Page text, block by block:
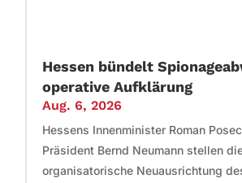
Hessen bündelt
operative Aufklärung
Aug. 6, 2026
Hessens Innenminister Roman
Präsident Bernd Neumann stellen
organisatorische Neuausrichtung